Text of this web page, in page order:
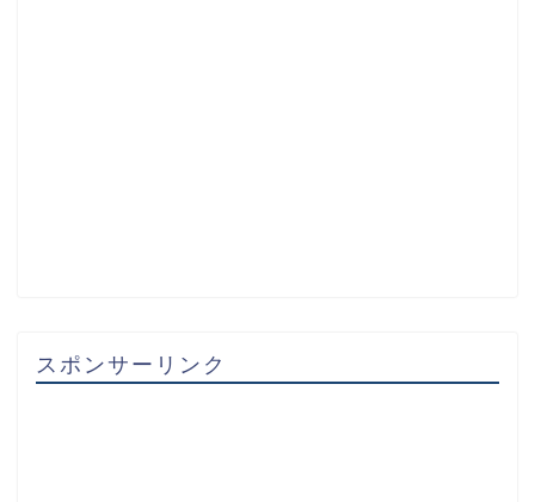
スポンサーリンク